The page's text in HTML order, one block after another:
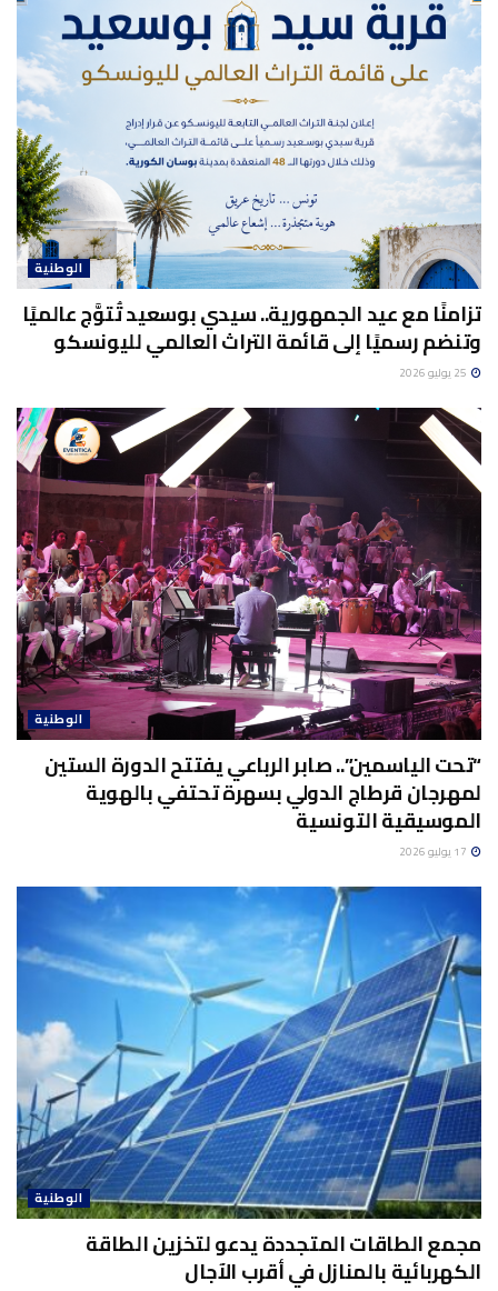
الوطنية
تزامنًا مع عيد الجمهورية.. سيدي بوسعيد تُتوَّج عالميًا
وتنضم رسميًا إلى قائمة التراث العالمي لليونسكو
الوطنية
“تحت الياسمين”.. صابر الرباعي يفتتح الدورة الستين
لمهرجان قرطاج الدولي بسهرة تحتفي بالهوية
الموسيقية التونسية
الوطنية
مجمع الطاقات المتجددة يدعو لتخزين الطاقة
الكهربائية بالمنازل في أقرب الآجال